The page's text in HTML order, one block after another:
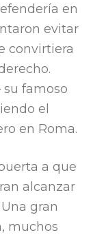
en
evitar
convirtiera
su famoso
el
en Roma.
a que
alcanzar
gran
muchos